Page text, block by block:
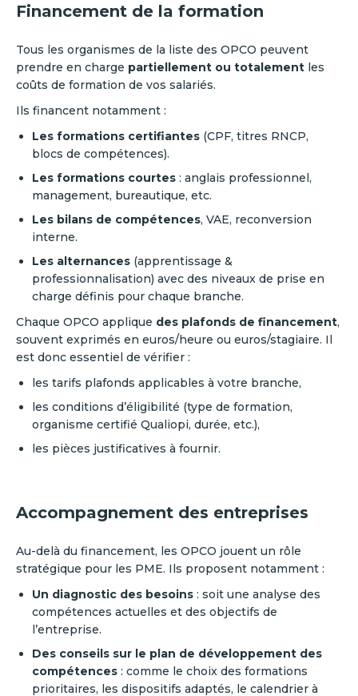
Financement de la formation
Tous les organismes de la liste des OPCO peuvent
prendre en charge partiellement ou totalement les
coûts de formation de vos salariés.
Ils financent notamment :
Les formations certifiantes (CPF, titres RNCP,
blocs de compétences).
Les formations courtes : anglais professionnel,
management, bureautique, etc.
Les bilans de compétences, VAE, reconversion
interne.
Les alternances (apprentissage &
professionnalisation) avec des niveaux de prise en
charge définis pour chaque branche.
Chaque OPCO applique des plafonds de financement,
souvent exprimés en euros/heure ou euros/stagiaire. Il
est donc essentiel de vérifier :
les tarifs plafonds applicables à votre branche,
les conditions d’éligibilité (type de formation,
organisme certifié Qualiopi, durée, etc.),
les pièces justificatives à fournir.
Accompagnement des entreprises
Au-delà du financement, les OPCO jouent un rôle
stratégique pour les PME. Ils proposent notamment :
Un diagnostic des besoins : soit une analyse des
compétences actuelles et des objectifs de
l’entreprise.
Des conseils sur le plan de développement des
compétences : comme le choix des formations
prioritaires, les dispositifs adaptés, le calendrier à